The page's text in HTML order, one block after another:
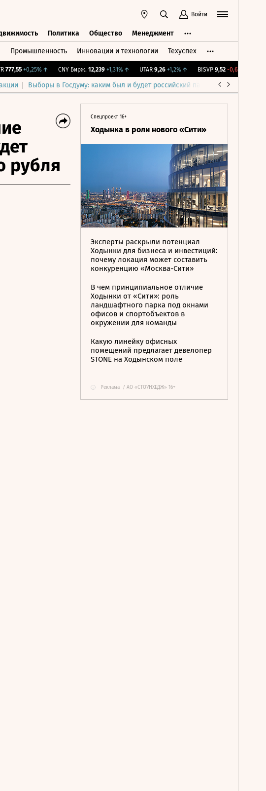
Войти
Политика Общество Менеджмент
Промышленность Инновации и технологии Техуспех
+0,25%↑ CNY Бирж. 12,239 +1,31%↑ UTAR 9,26 +1,2%↑ BISVP 9,52 -0,63%↓
Выборы в Госдуму: каким был и будет российский парламент
рубля
Спецпроект 16+
Ходынка в роли нового «Сити»
Эксперты раскрыли потенциал
Ходынки для бизнеса и инвестиций:
почему локация может составить
конкуренцию «Москва-Сити»
В чем принципиальное отличие
Ходынки от «Сити»: роль
ландшафтного парка под окнами
офисов и спортобъектов в
окружении для команды
Какую линейку офисных
помещений предлагает девелопер
STONE на Ходынском поле
Реклама / АО «СТОУНХЕДЖ» 16+